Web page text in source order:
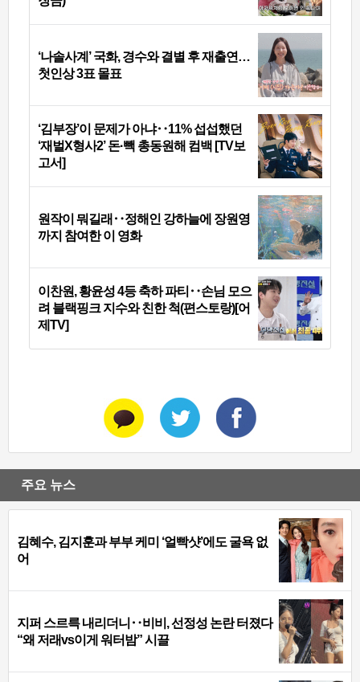
‘나솔사계’ 국화, 경수와 결별 후 재출연…
첫인상 3표 몰표
‘김부장’이 문제가 아냐‥11% 섭섭했던
‘재벌X형사2’ 돈·빽 총동원해 컴백 [TV보
고서]
원작이 뭐길래‥정해인 강하늘에 장원영
까지 참여한 이 영화
이찬원, 황윤성 4등 축하 파티‥손님 모으
려 블랙핑크 지수와 친한 척(편스토랑)[어
제TV]
주요 뉴스
김혜수, 김지훈과 부부 케미 ‘얼빡샷’에도 굴욕 없
어
지퍼 스르륵 내리더니‥비비, 선정성 논란 터졌다
“왜 저래vs이게 워터밤” 시끌